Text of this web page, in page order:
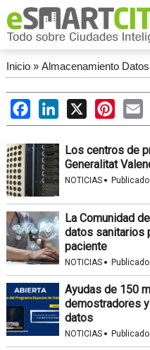
Inicio» Almacenamiento Datos
FacebookLinkedIn
X
Los centros de
Generalitat
NOTICIAS · Publicado:
La Comunidad
datos sanitarios
paciente
NOTICIAS · Publicado:
Ayudas de 150
demostradores
datos
NOTICIAS · Publicado: